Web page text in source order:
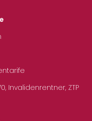
Invalidenrentner, ZTP